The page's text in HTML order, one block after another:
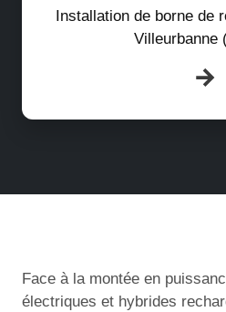
Installation de borne de
Villeurbanne
Face à la montée en
électriques et hybrides